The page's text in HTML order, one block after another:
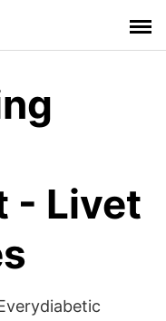
- Livet